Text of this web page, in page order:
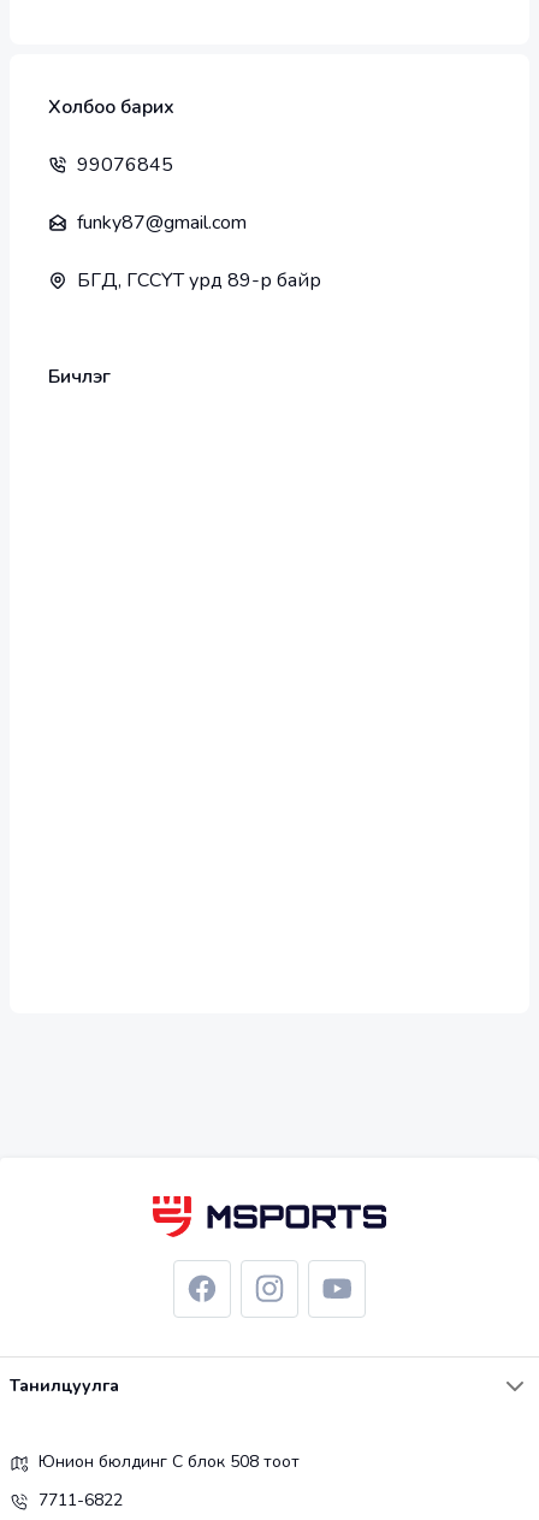
Холбоо барих
99076845
funky87@gmail.com
БГД, ГССҮТ урд 89-р байр
Бичлэг
Танилцуулга
Юнион бюлдинг С блок 508 тоот
7711-6822